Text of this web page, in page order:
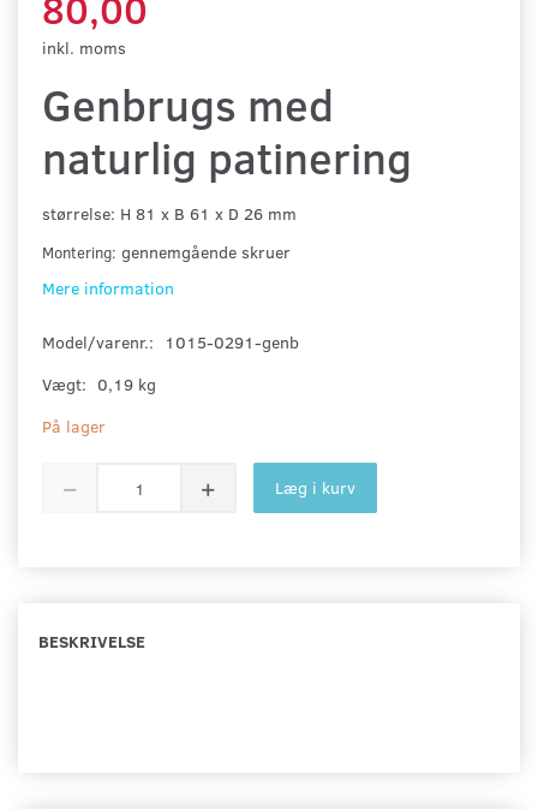
inkl. moms
Genbrugs med
naturlig patinering
størrelse: H 81 x B 61 x D 26 mm
Montering: gennemgående skruer
Mere information
Model/varenr.:
1015-0291-genb
Vægt: 0,19 kg
På lager
Læg i kurv
BESKRIVELSE